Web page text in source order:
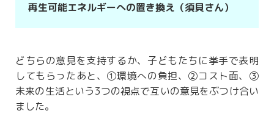
再生可能エネルギーへの置き換え（須貝さん）
どちらの意見を支持するか、子どもたちに挙手で表明
してもらったあと、①環境への負担、②コスト面、③
未来の生活という3つの視点で互いの意見をぶつけ合い
ました。